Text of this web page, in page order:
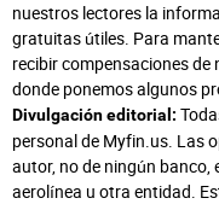
nuestros lectores la
gratuitas útiles. Para
recibir compensaciones de
donde ponemos algunos
Divulgación editorial:
personal de Myfin.us. Las
autor, no de ningún banco,
aerolínea u otra entidad.